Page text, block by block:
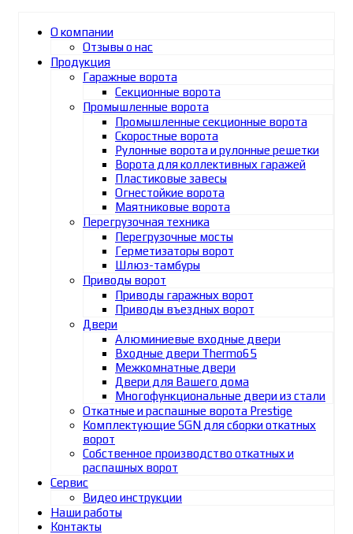
О компании
Отзывы о нас
Продукция
Гаражные ворота
Секционные ворота
Промышленные ворота
Промышленные секционные ворота
Скоростные ворота
Рулонные ворота и рулонные решетки
Ворота для коллективных гаражей
Пластиковые завесы
Огнестойкие ворота
Маятниковые ворота
Перегрузочная техника
Перегрузочные мосты
Герметизаторы ворот
Шлюз-тамбуры
Приводы ворот
Приводы гаражных ворот
Приводы въездных ворот
Двери
Алюминиевые входные двери
Входные двери Thermo65
Межкомнатные двери
Двери для Вашего дома
Многофункциональные двери из стали
Откатные и распашные ворота Prestige
Комплектующие SGN для сборки откатных
ворот
Собственное производство откатных и
распашных ворот
Сервис
Видео инструкции
Наши работы
Контакты